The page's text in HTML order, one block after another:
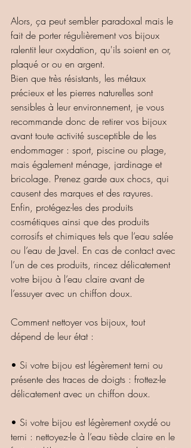
Alors, ça peut sembler paradoxal mais le
fait de porter régulièrement vos bijoux
ralentit leur oxydation, qu'ils soient en or,
plaqué or ou en argent.
Bien que très résistants, les métaux
précieux et les pierres naturelles sont
sensibles à leur environnement, je vous
recommande donc de retirer vos bijoux
avant toute activité susceptible de les
endommager : sport, piscine ou plage,
mais également ménage, jardinage et
bricolage. Prenez garde aux chocs, qui
causent des marques et des rayures.
Enfin, protégez-les des produits
cosmétiques ainsi que des produits
corrosifs et chimiques tels que l’eau salée
ou l’eau de Javel. En cas de contact avec
l’un de ces produits, rincez délicatement
votre bijou à l’eau claire avant de
l’essuyer avec un chiffon doux.
Comment nettoyer vos bijoux, tout
dépend de leur état :
• Si votre bijou est légèrement terni ou
présente des traces de doigts : frottez-le
délicatement avec un chiffon doux.
• Si votre bijou est légèrement oxydé ou
terni : nettoyez-le à l’eau tiède claire en le